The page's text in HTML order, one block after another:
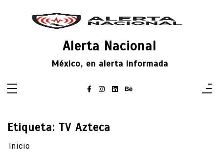
Alerta Nacional
México, en alerta informada
Etiqueta: TV Azteca
Inicio